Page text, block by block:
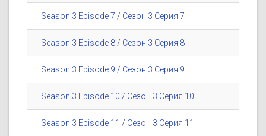
Season 3 Episode 7 / Сезон 3 Серия 7
Season 3 Episode 8 / Сезон 3 Серия 8
Season 3 Episode 9 / Сезон 3 Серия 9
Season 3 Episode 10 / Сезон 3 Серия 10
Season 3 Episode 11 / Сезон 3 Серия 11